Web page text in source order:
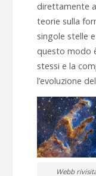
direttamente
teorie sulla
singole stelle
questo modo
stessi e la
l’evoluzione
Webb